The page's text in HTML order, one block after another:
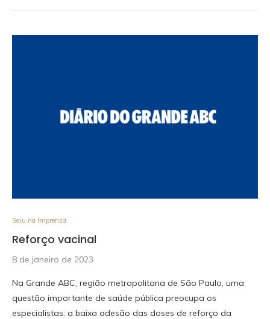
Saiu na Imprensa
Reforço vacinal
8 de janeiro de 2023
Na Grande ABC, região metropolitana de São Paulo, uma
questão importante de saúde pública preocupa os
especialistas: a baixa adesão das doses de reforço da